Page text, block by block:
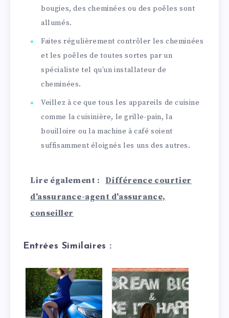
bougies, des cheminées ou des poêles sont
allumés.
Faites régulièrement contrôler les cheminées
et les poêles de toutes sortes par un
spécialiste tel qu’un installateur de
cheminées.
Veillez à ce que tous les appareils de cuisine
comme la cuisinière, le grille-pain, la
bouilloire ou la machine à café soient
suffisamment éloignés les uns des autres.
Lire également :
Différence courtier
d'assurance-agent d'assurance,
conseiller
Entrées Similaires :